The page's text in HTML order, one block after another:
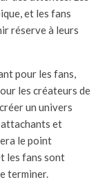
et les fans
réserve à leurs
pour les fans,
les créateurs de
un univers
attachants et
le point
les fans sont
terminer.